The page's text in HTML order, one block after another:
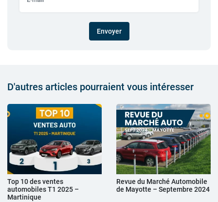
Envoyer
D'autres articles pourraient vous intéresser
Top 10 des ventes
automobiles T1 2025 –
Martinique
Revue du Marché Automobile
de Mayotte – Septembre 2024